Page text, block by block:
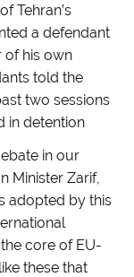
Tehran’s
a defendant
of his own
told the
two sessions
in detention.
in our
Minister Zarif,
adopted by this
core of EU-
these that